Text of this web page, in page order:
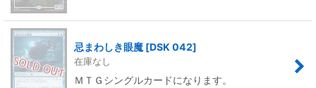
忌まわしき眼魔 [DSK 042]
在庫なし
ＭＴＧシングルカードになります。